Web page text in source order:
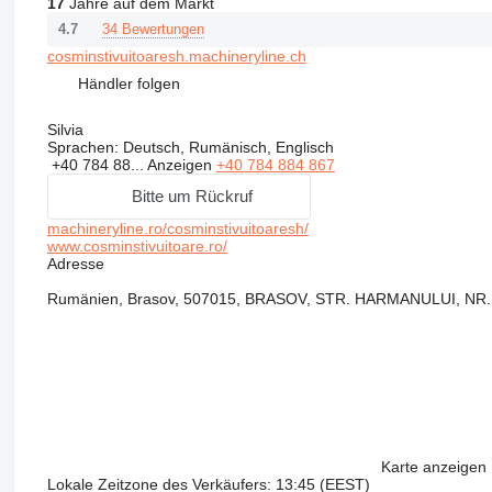
4.7 34 Bewertungen
cosminstivuitoaresh.machineryline.ch
Händler folgen
Silvia
Sprachen: Deutsch, Rumänisch, Englisch
+40 784 88... Anzeigen +40 784 884 867
Bitte um Rückruf
machineryline.ro/cosminstivuitoaresh/
www.cosminstivuitoare.ro/
Adresse
Rumänien, Brasov, 507015, BRASOV, STR. HARMANULUI,
Karte anzeigen
Lokale Zeitzone des Verkäufers: 13:45 (EEST)